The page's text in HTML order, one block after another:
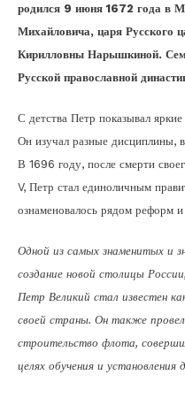
родился 9 июня 1672 года в
Михайловича, царя Русского
Кирилловны Нарышкиной.
Русской православной
С детства Петр показывал
Он изучал разные дисциплины,
В 1696 году, после смерти
V, Петр стал единоличным
ознаменовалось рядом реформ
Одной из самых знаменитых и
создание новой столицы
Петр Великий стал известен
своей страны. Он также
строительство флота,
целях обучения и установления